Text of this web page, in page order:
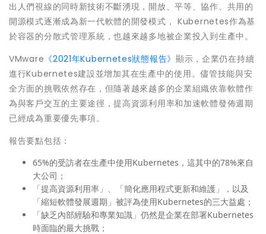
出人們視線的同時新技術不斷湧現，開放、平等、協作、共用的
開源模式逐漸成為新一代軟體的開發模式， Kubernetes作為基
於容器的分散式管理系統，也越來越多地被企業投入到生產中。
VMware 《2021年Kubernetes狀態報告》 顯示，企業仍在持續
進行Kubernetes建設並增加其在生產中的使用。儘管技能與安
全方面的挑戰依然存在，但隨著越來越多的企業組織依靠軟體作
為與客戶交互的主要途徑，提高資源利用率和加速軟體發佈週期
已經成為重要優先事項。
報告要點包括：
65%的受訪者在生產中使用Kubernetes，這其中的78%來自
大公司；
「提高資源利用率」、「簡化應用程式更新和維護」，以及
「縮短軟體發展週期」被評為使用Kubernetes的三大益處；
「缺乏內部經驗和專業知識」仍然是企業在部署Kubernetes
時面臨的最大挑戰；